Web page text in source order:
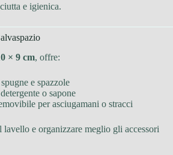
e igienica.
× 9 cm, offre:
e spazzole
o sapone
per asciugamani o stracci
lavello e organizzare meglio gli accessori